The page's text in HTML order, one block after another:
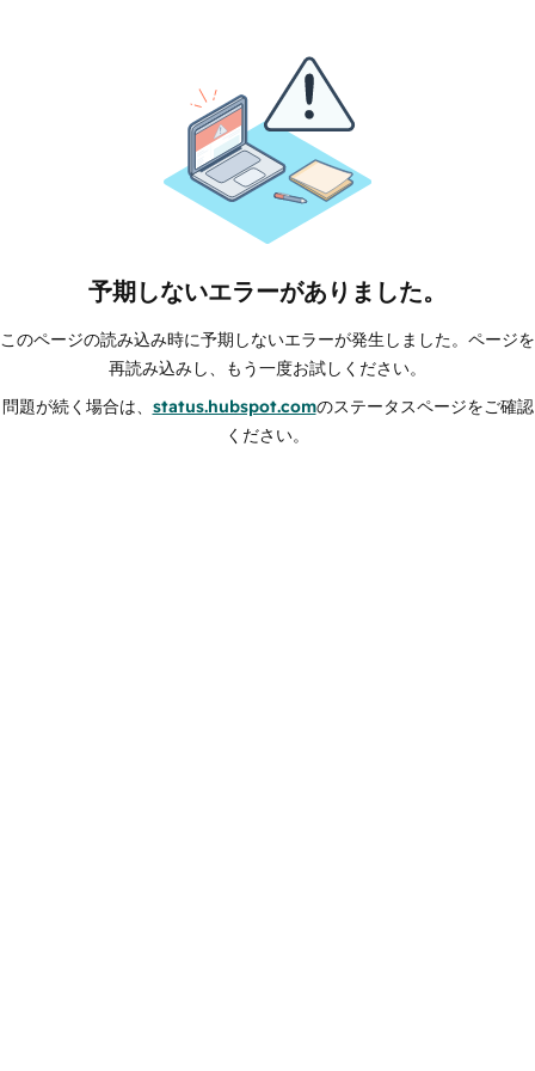
予期しないエラーがありました。
このページの読み込み時に予期しないエラーが発生しました。ページを
再読み込みし、もう一度お試しください。
問題が続く場合は、 status.hubspot.comのステータスページをご確認
ください。